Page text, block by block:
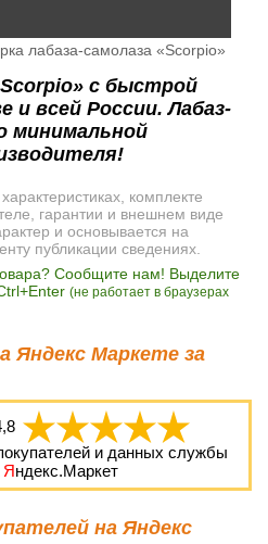
лабаза-самолаза «Scorpio»
с быстрой
и всей России. Лабаз-
минимальной
комплекте
гарантии и внешнем виде
и основывается на
публикации сведениях.
Сообщите нам! Выделите
(не работает в браузерах
Яндекс Маркете за
и данных службы
Яндекс.Маркет
на Яндекс